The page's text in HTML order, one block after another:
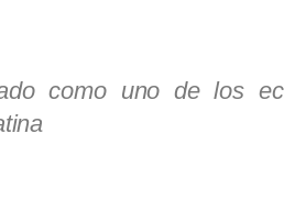
como uno de los